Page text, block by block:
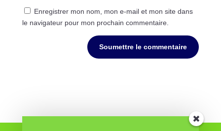
Enregistrer mon nom, mon e-mail et mon site dans
le navigateur pour mon prochain commentaire.
Soumettre le commentaire